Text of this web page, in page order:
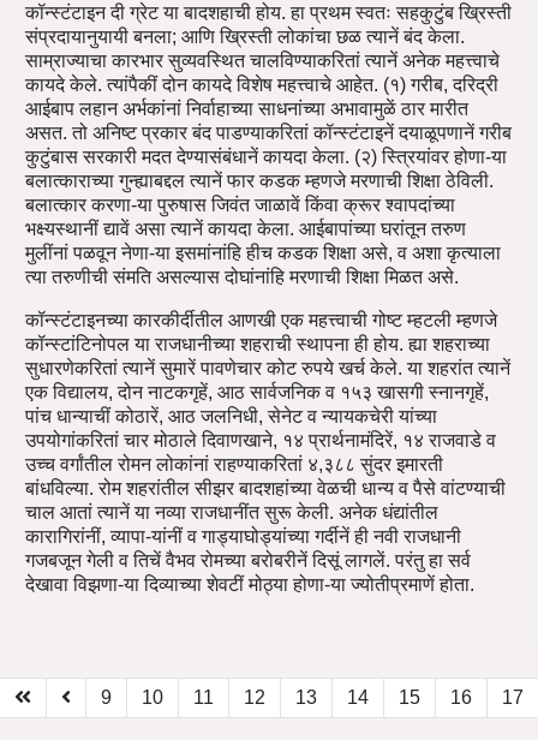
कॉन्स्टंटाइन दी ग्रेट या बादशहाची होय. हा प्रथम स्वतः सहकुटुंब ख्रिस्ती
संप्रदायानुयायी बनला; आणि ख्रिस्ती लोकांचा छळ त्यानें बंद केला.
साम्राज्याचा कारभार सुव्यवस्थित चालविण्याकरितां त्यानें अनेक महत्त्वाचे
कायदे केले. त्यांपैकीं दोन कायदे विशेष महत्त्वाचे आहेत. (१) गरीब, दरिद्री
आईबाप लहान अर्भकांनां निर्वाहाच्या साधनांच्या अभावामुळें ठार मारीत
असत. तो अनिष्ट प्रकार बंद पाडण्याकरितां कॉन्स्टंटाइनें दयाळूपणानें गरीब
कुटुंबास सरकारी मदत देण्यासंबंधानें कायदा केला. (२) स्त्रियांवर होणा-या
बलात्काराच्या गुन्ह्याबद्दल त्यानें फार कडक म्हणजे मरणाची शिक्षा ठेविली.
बलात्कार करणा-या पुरुषास जिवंत जाळावें किंवा क्रूर श्वापदांच्या
भक्ष्यस्थानीं द्यावें असा त्यानें कायदा केला. आईबापांच्या घरांतून तरुण
मुलींनां पळवून नेणा-या इसमांनांहि हीच कडक शिक्षा असे, व अशा कृत्याला
त्या तरुणीची संमति असल्यास दोघांनांहि मरणाची शिक्षा मिळत असे.
कॉन्स्टंटाइनच्या कारकीर्दीतील आणखी एक महत्त्वाची गोष्ट म्हटली म्हणजे
कॉन्स्टांटिनोपल या राजधानीच्या शहराची स्थापना ही होय. ह्या शहराच्या
सुधारणेकरितां त्यानें सुमारें पावणेचार कोट रुपये खर्च केले. या शहरांत त्यानें
एक विद्यालय, दोन नाटकगृहें, आठ सार्वजनिक व १५३ खासगी स्नानगृहें,
पांच धान्याचीं कोठारें, आठ जलनिधी, सेनेट व न्यायकचेरी यांच्या
उपयोगांकरितां चार मोठाले दिवाणखाने, १४ प्रार्थनामंदिरें, १४ राजवाडे व
उच्च वर्गांतील रोमन लोकांनां राहण्याकरितां ४,३८८ सुंदर इमारती
बांधविल्या. रोम शहरांतील सीझर बादशहांच्या वेळची धान्य व पैसे वांटण्याची
चाल आतां त्यानें या नव्या राजधानींत सुरू केली. अनेक धंद्यांतील
कारागिरांनीं, व्यापा-यांनीं व गाड्याघोड्यांच्या गर्दीनें ही नवी राजधानी
गजबजून गेली व तिचें वैभव रोमच्या बरोबरीनें दिसूं लागलें. परंतु हा सर्व
देखावा विझणा-या दिव्याच्या शेवटीं मोठ्या होणा-या ज्योतीप्रमाणें होता.
9 10 11 12 13 14 15 16 17